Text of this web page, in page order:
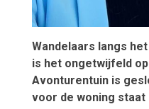
Wandelaars langs
is het ongetwijfeld
Avonturentuin is
voor de woning staat